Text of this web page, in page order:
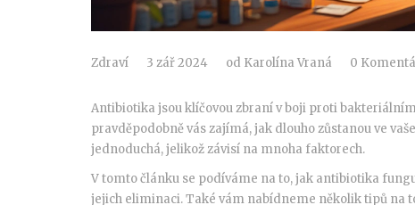
Zdraví 3 zář 2024 od Karolína Vraná 0
Antibiotika jsou klíčovou zbraní v boji proti
pravděpodobně vás zajímá, jak dlouho zůstanou ve
jednoduchá, jelikož závisí na mnoha faktorech.
V tomto článku se podíváme na to, jak antibiotika
jejich eliminaci. Také vám nabídneme několik tipů na